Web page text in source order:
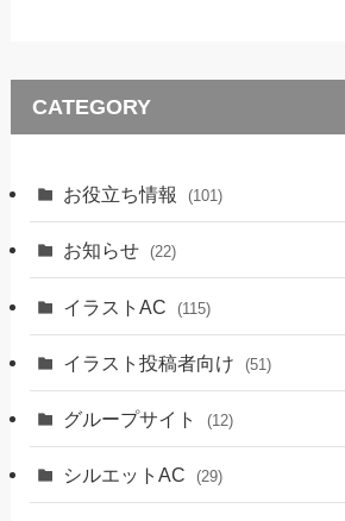
CATEGORY
お役立ち情報 (101)
お知らせ (22)
イラストAC (115)
イラスト投稿者向け (51)
グループサイト (12)
シルエットAC (29)